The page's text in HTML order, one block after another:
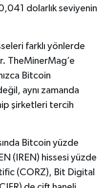
dolarlık seviyenin
farklı yönlerde
TheMinerMag’e
Bitcoin
aynı zamanda
şirketleri tercih
Bitcoin yüzde
(IREN) hissesi yüzde
(CORZ), Bit Digital